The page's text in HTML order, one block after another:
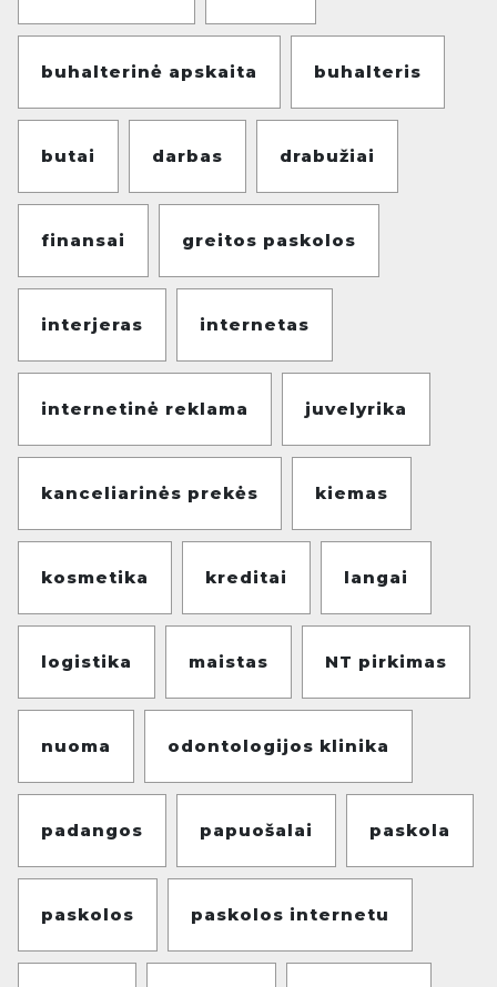
buhalterinė apskaita buhalteris
butai darbas drabužiai
finansai greitos paskolos
interjeras internetas
internetinė reklama juvelyrika
kanceliarinės prekės kiemas
kosmetika kreditai langai
logistika maistas NT pirkimas
nuoma odontologijos klinika
padangos papuošalai paskola
paskolos paskolos internetu